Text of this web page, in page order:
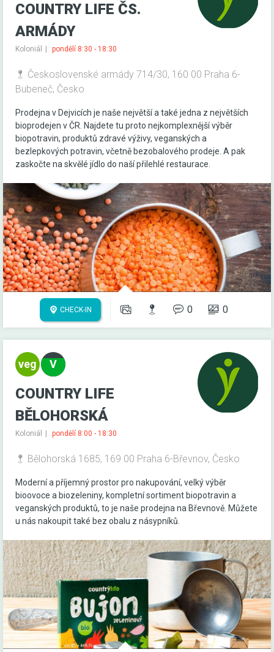
COUNTRY LIFE ČS.
ARMÁDY
Koloniál pondělí 8:30 - 18:30
Československé armády 714/30, 160 00 Praha 6-
Bubeneč, Česko
Prodejna v Dejvicích je naše největší a také jedna z největších
bioprodejen v ČR. Najdete tu proto nejkomplexnější výběr
biopotravin, produktů zdravé výživy, veganských a
bezlepkových potravin, včetně bezobalového prodeje. A pak
zaskočte na skvělé jídlo do naší přilehlé restaurace.
CHECK-IN 0 0
COUNTRY LIFE
BĚLOHORSKÁ
Koloniál pondělí 8:00 - 18:30
Bělohorská 1685, 169 00 Praha 6-Břevnov, Česko
Moderní a příjemný prostor pro nakupování, velký výběr
bioovoce a biozeleniny, kompletní sortiment biopotravin a
veganských produktů, to je naše prodejna na Břevnově. Můžete
u nás nakoupit také bez obalu z násypníků.